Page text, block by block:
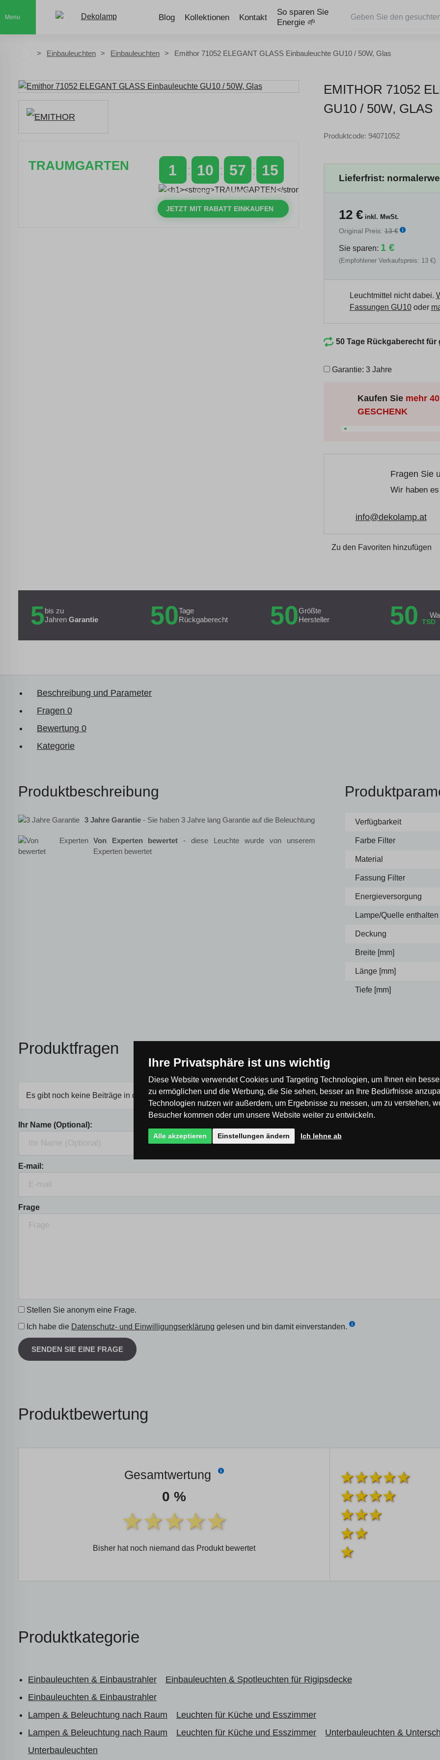
Menu Blog Kollektionen Kontakt
So sparen Sie
Energie 🌱
Einbauleuchten Einbauleuchten Emithor 71052 ELEGANT GLASS Einbauleuchte GU10 / 50W, Glas
EMITHOR 71052
GU10 / 50W, GLAS
TRAUMGARTEN 1
TAGE
10
STUNDEN
57
MINUTEN
14
SEKUNDEN
JETZT MIT RABATT EINKAUFEN
Produktcode: 94071052
Lieferfrist:
12€inkl. MwSt.
Original Preis:13 €
Sie sparen: 1 €
(Empfohlener Verkaufspreis: 13 €)
Leuchtmittel nicht dabei.
Fassungen GU10oder
50 Tage Rückgaberecht für
Garantie: 3 Jahre
Kaufen Sie mehr
GESCHENK
Fragen Sie
Wir haben
info@dekolamp.at
Zu den Favoriten hinzufügen
5bis zu
Jahren Garantie 50Tage
Rückgaberecht
50Größte
Hersteller
50 TSD
Beschreibung und Parameter
Fragen 0
Bewertung 0
Kategorie
Produktbeschreibung
3 Jahre Garantie - Sie haben 3 Jahre lang Garantie auf die Beleuchtung
Von Experten bewertet - diese Leuchte wurde von unserem
Experten bewertet
Verfügbarkeit
Farbe Filter
Material
Fassung Filter
Energieversorgung
Lampe/Quelle enthalten
Deckung
Breite [mm]
Länge [mm]
Tiefe [mm]
Produktfragen
Es gibt noch keine Beiträge in der Diskussion, seien Sie der Erste!
Ihr Name (Optional):
E-mail:
Frage
Stellen Sie anonym eine Frage.
Ich habe die Datenschutz- und Einwilligungserklärung gelesen und bin damit einverstanden.
SENDEN SIE EINE FRAGE
Produktbewertung
Gesamtwertung
0 %
Bisher hat noch niemand das Produkt bewertet
Produktkategorie
Einbauleuchten & Einbaustrahler
Einbauleuchten & Spotleuchten für Rigipsdecke
Einbauleuchten & Einbaustrahler
Lampen & Beleuchtung nach Raum
Leuchten für Küche und Esszimmer
Lampen & Beleuchtung nach Raum
Leuchten für Küche und Esszimmer Unterbauleuchten &
Unterbauleuchten
Ihre Privatsphäre ist uns wichtig
Diese Website verwendet Cookies und Targeting Technologien, um Ihnen ein
zu ermöglichen und die Werbung, die Sie sehen, besser an Ihre Bedürfnisse
Technologien nutzen wir außerdem, um Ergebnisse zu messen, um zu verstehen,
Besucher kommen oder um unsere Website weiter zu entwickeln.
Alle akzeptieren Einstellungen ändern Ich lehne ab